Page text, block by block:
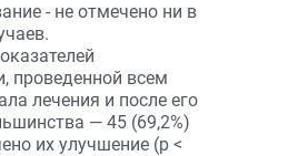
- не отмечено ни в
проведенной всем
лечения и после его
— 45 (69,2%)
их улучшение (р <